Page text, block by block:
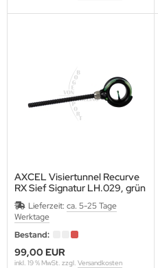
AXCEL Visiertunnel Recurve
RX Sief Signatur LH.029, grün
Gewinde 8/32"
Lieferzeit: ca. 5-25 Tage
Werktage
Bestand:
99,00 EUR
inkl. 19 % MwSt. zzgl. Versandkosten
FLUTE
TARGETS